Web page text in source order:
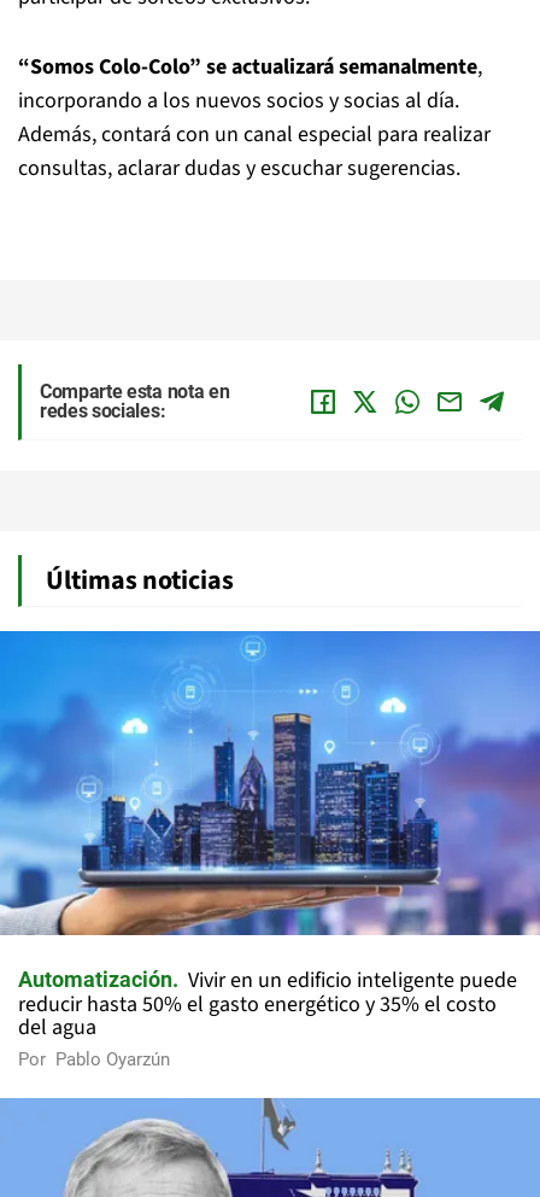
“Somos Colo-Colo” se actualizará semanalmente,
incorporando a los nuevos socios y socias al día.
Además, contará con un canal especial para realizar
consultas, aclarar dudas y escuchar sugerencias.
Comparte esta nota en
redes sociales:
Últimas noticias
Automatización
Vivir en un edificio inteligente puede
reducir hasta 50% el gasto energético y 35% el costo
del agua
Por Pablo Oyarzún